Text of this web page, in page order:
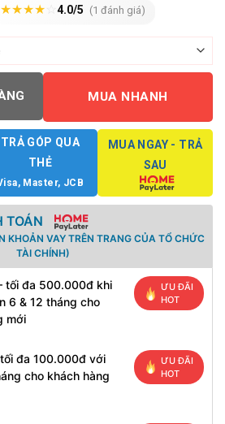
★★★★ 4.0/5 (1 đánh giá)
MUA NHANH
TRẢ GÓP QUA
THẺ
Master, JCB
MUA NGAY - TRẢ
SAU
TOÁN
KHOẢN VAY TRÊN TRANG CỦA TỔ CHỨC
TÀI CHÍNH)
tối đa 500.000đ khi
6 & 12 tháng cho
mới
ƯU ĐÃI
HOT
tối đa 100.000đ với
cho khách hàng
ƯU ĐÃI
HOT